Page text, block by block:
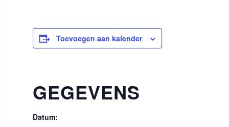
Toevoegen aan kalender
GEGEVENS
Datum: